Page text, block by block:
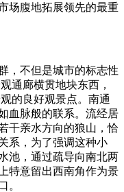
场腹地拓展领先的最重
，不但是城市的标志性
通廊横贯地块东西，
的良好观景点。南通
血脉般的联系。流经居
干亲水方向的狼山，恰
系，为了强调这种小
池，通过疏导向南北两
特意留出西南角作为景
。